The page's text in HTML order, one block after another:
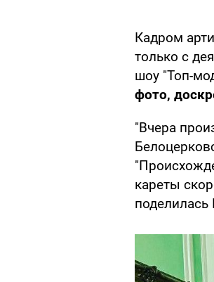
Кадром
только с
шоу "Топ-
фото,
"Вчера
кареты
поделилась